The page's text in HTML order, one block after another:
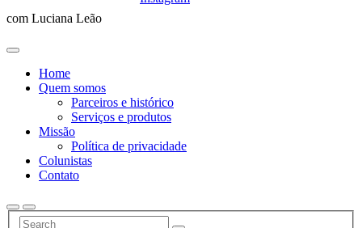
com Luciana Leão
Home
Quem somos
Parceiros e histórico
Serviços e produtos
Missão
Política de privacidade
Colunistas
Contato